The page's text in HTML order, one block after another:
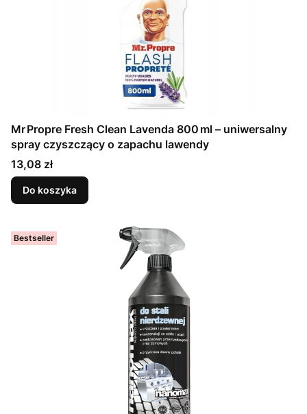
Mr Propre Fresh Clean Lavenda 800 ml – uniwersalny
spray czyszczący o zapachu lawendy
Cena
13,08 zł
Do koszyka
Bestseller